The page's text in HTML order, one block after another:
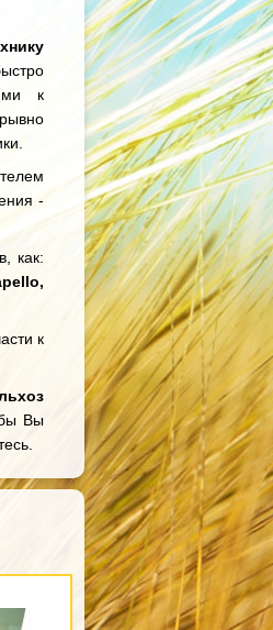
к
-
как:
к
Вы